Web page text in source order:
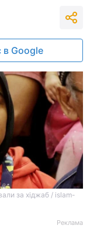
в Google
за хіджаб / islam-
Реклама